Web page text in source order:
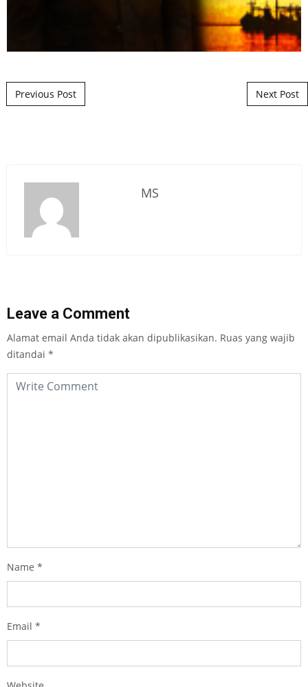
Post navigation
Previous Post Next Post
MS
Leave a Comment
Alamat email Anda tidak akan dipublikasikan. Ruas yang wajib
ditandai *
Name *
Email *